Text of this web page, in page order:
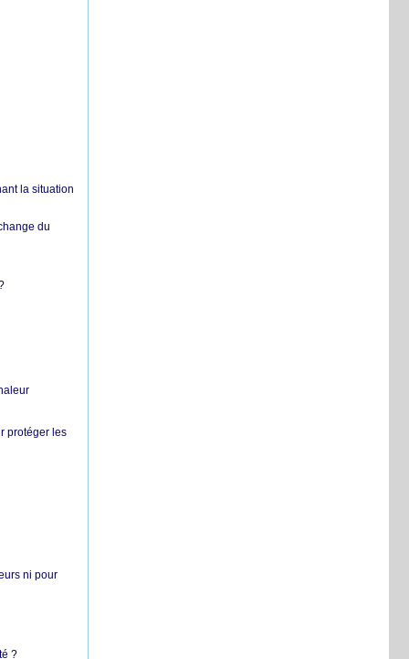
la situation
du
protéger les
ni pour
?